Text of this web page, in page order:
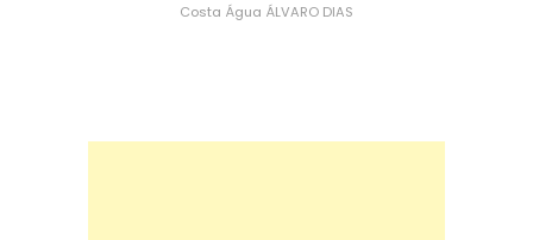
Costa Água ÁLVARO DIAS